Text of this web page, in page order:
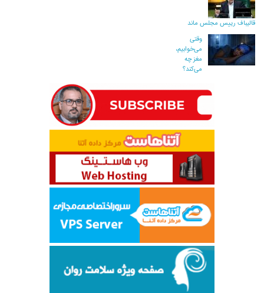
قالیباف رییس مجلس ماند
وقتی
می‌خوابیم،
مغز چه
می‌کند؟